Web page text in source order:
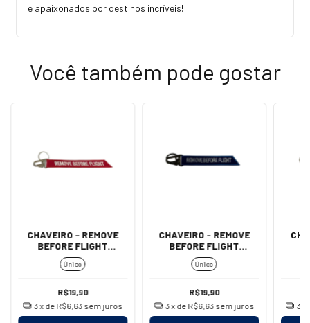
e apaixonados por destinos incríveis!
Você também pode gostar
CHAVEIRO - REMOVE
BEFORE FLIGHT
(MOSQUETÃO - GRANDE)
Único
R$19,90
3x de R$6,63 sem juros
CHAVEIRO - REMOVE
BEFORE FLIGHT
(MOSQUETÃO - AZUL)
Único
R$19,90
3x de R$6,63 sem juros 3